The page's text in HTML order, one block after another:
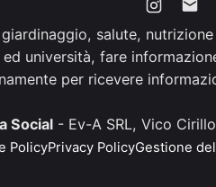
salute,
università, fare
per ricevere
Social- Ev-A SRL, Vico
PolicyPrivacy PolicyGestione